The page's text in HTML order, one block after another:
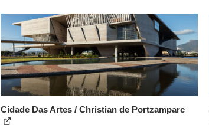
Cidade Das Artes / Christian de Portzamparc